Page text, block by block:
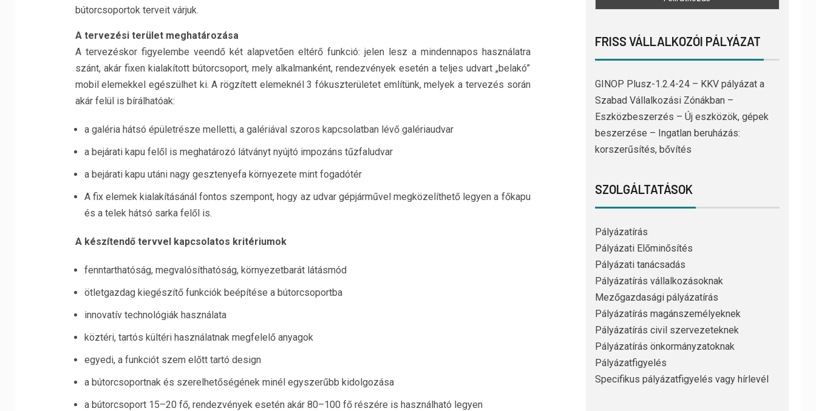
bútorcsoportok terveit várjuk.
A tervezési terület meghatározása
A tervezéskor figyelembe veendő két alapvetően eltérő funkció: jelen lesz a mindennapos használatra
szánt, akár fixen kialakított bútorcsoport, mely alkalmanként, rendezvények esetén a teljes udvart „belakó”
mobil elemekkel egészülhet ki. A rögzített elemeknél 3 fókuszterületet említünk, melyek a tervezés során
akár felül is bírálhatóak:
a galéria hátsó épületrésze melletti, a galériával szoros kapcsolatban lévő galériaudvar
a bejárati kapu felől is meghatározó látványt nyújtó impozáns tűzfaludvar
a bejárati kapu utáni nagy gesztenyefa környezete mint fogadótér
A fix elemek kialakításánál fontos szempont, hogy az udvar gépjárművel megközelíthető legyen a főkapu
és a telek hátsó sarka felől is.
A készítendő tervvel kapcsolatos kritériumok
fenntarthatóság, megvalósíthatóság, környezetbarát látásmód
ötletgazdag kiegészítő funkciók beépítése a bútorcsoportba
innovatív technológiák használata
köztéri, tartós kültéri használatnak megfelelő anyagok
egyedi, a funkciót szem előtt tartó design
a bútorcsoportnak és szerelhetőségének minél egyszerűbb kidolgozása
a bútorcsoport 15–20 fő, rendezvények esetén akár 80–100 fő részére is használható legyen
FRISS VÁLLALKOZÓI PÁLYÁZAT
GINOP Plusz-1.2.4-24 – KKV pályázat a
Szabad Vállalkozási Zónákban –
Eszközbeszerzés – Új eszközök, gépek
beszerzése – Ingatlan beruházás:
korszerűsítés, bővítés
SZOLGÁLTATÁSOK
Pályázatírás
Pályázati Előminősítés
Pályázati tanácsadás
Pályázatírás vállalkozásoknak
Mezőgazdasági pályázatírás
Pályázatírás magánszemélyeknek
Pályázatírás civil szervezeteknek
Pályázatírás önkormányzatoknak
Pályázatfigyelés
Specifikus pályázatfigyelés vagy hírlevél